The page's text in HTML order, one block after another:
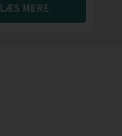
LÆS MERE